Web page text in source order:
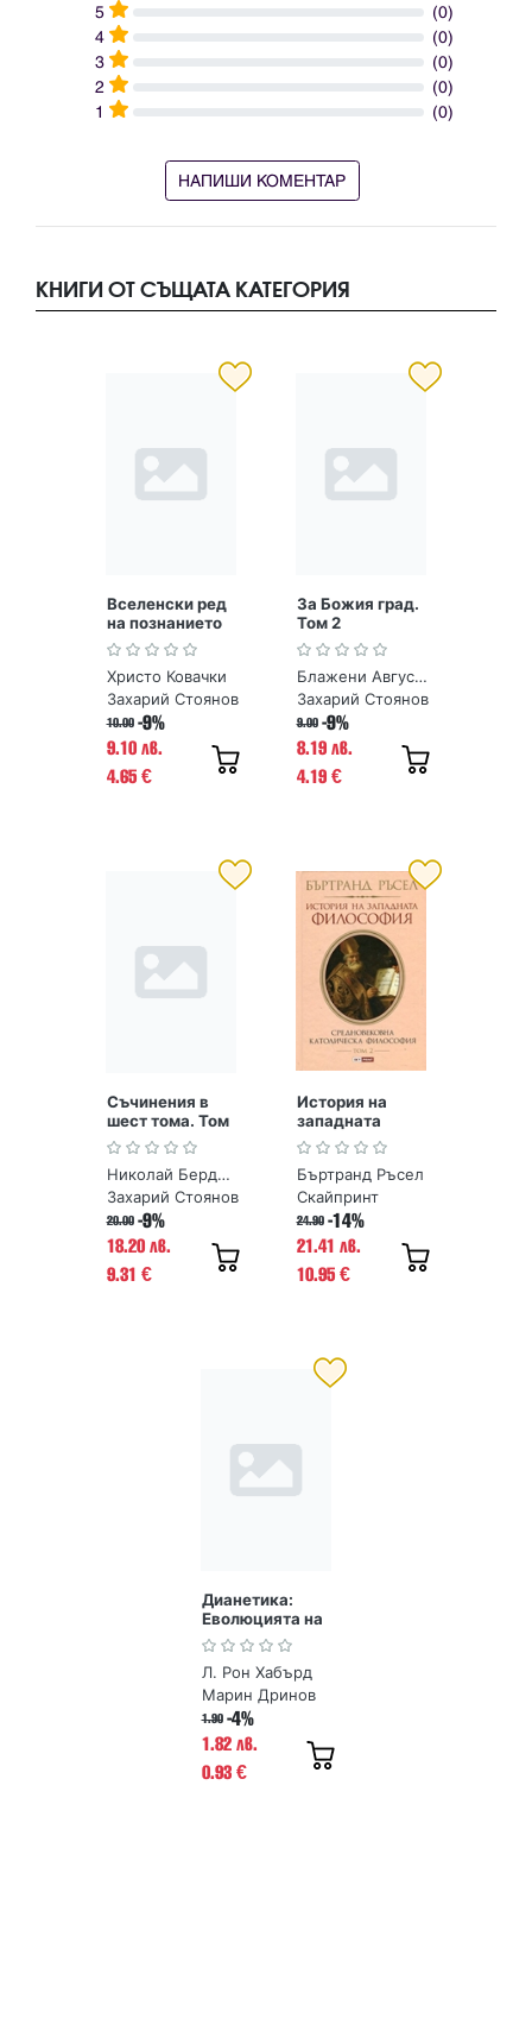
5
(0)
4
(0)
3
(0)
2
(0)
1
(0)
НАПИШИ КОМЕНТАР
КНИГИ ОТ СЪЩАТА КАТЕГОРИЯ
Вселенски ред
на познанието
Христо Ковачки
Захарий Стоянов
10.00 -9%
9.10 лв.
4.65 €
За Божия град.
Том 2
Блажени Августин
Захарий Стоянов
9.00 -9%
8.19 лв.
4.19 €
Съчинения в
шест тома. Том
4.
Предназначени
ето на човека.
Николай
Бердяев
Николай Бердяев
Захарий Стоянов
20.00 -9%
18.20 лв.
9.31 €
История на
западната
философия. Том
2.
Средновековна
католическа
философия
Бъртранд Ръсел
Скайпринт
24.90 -14%
21.41 лв.
10.95 €
Дианетика:
Еволюцията на
една наука
Л. Рон Хабърд
Марин Дринов
1.90 -4%
1.82 лв.
0.93 €